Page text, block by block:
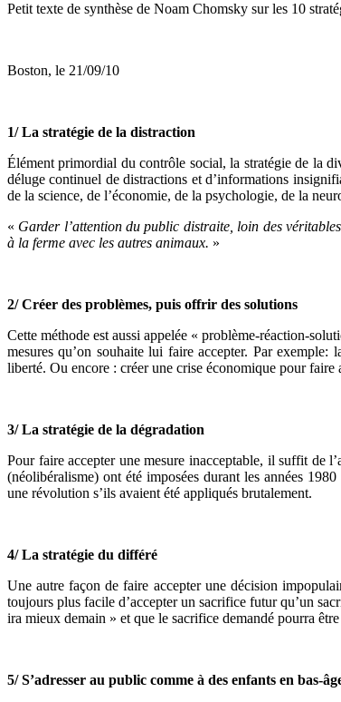
Petit texte de synthèse de Noam Chomsky sur les 10
Boston, le 21/09/10
1/ La stratégie de la distraction
Élément primordial du contrôle social, la stratégie de la
déluge continuel de distractions et d’informations
de la science, de l’économie, de la psychologie, de la
« Garder l’attention du public distraite, loin des
à la ferme avec les autres animaux. »
2/ Créer des problèmes, puis offrir des solutions
Cette méthode est aussi appelée « problème-réaction-
mesures qu’on souhaite lui faire accepter. Par
liberté. Ou encore : créer une crise économique pour faire
3/ La stratégie de la dégradation
Pour faire accepter une mesure inacceptable, il suffit de
(néolibéralisme) ont été imposées durant les années
une révolution s’ils avaient été appliqués brutalement.
4/ La stratégie du différé
Une autre façon de faire accepter une décision
toujours plus facile d’accepter un sacrifice futur qu’un
ira mieux demain » et que le sacrifice demandé pourra
5/ S’adresser au public comme à des enfants en bas-